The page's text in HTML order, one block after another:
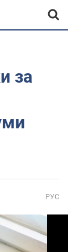
за
РУС